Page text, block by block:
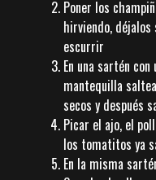
Poner los
hirviendo, déjalos
escurrir
En una sartén
mantequilla
secos y después
Picar el ajo, el
los tomatitos ya
En la misma